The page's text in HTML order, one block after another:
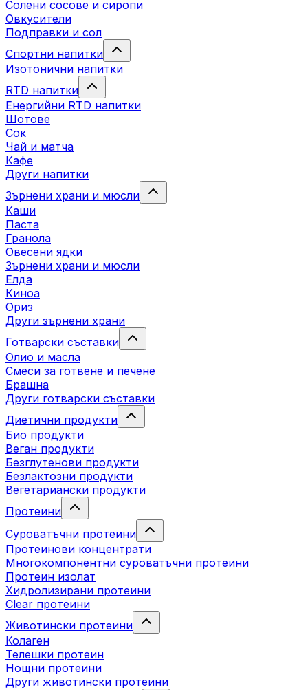
Солени сосове и сиропи
Овкусители
Подправки и сол
Спортни напитки
Изотонични напитки
RTD напитки
Енергийни RTD напитки
Шотове
Сок
Чай и матча
Кафе
Други напитки
Зърнени храни и мюсли
Каши
Паста
Гранола
Овесени ядки
Зърнени храни и мюсли
Елда
Киноа
Ориз
Други зърнени храни
Готварски съставки
Олио и масла
Смеси за готвене и печене
Брашна
Други готварски съставки
Диетични продукти
Био продукти
Веган продукти
Безглутенови продукти
Безлактозни продукти
Вегетариански продукти
Протеини
Суроватъчни протеини
Протеинови концентрати
Многокомпонентни суроватъчни протеини
Протеин изолат
Хидролизирани протеини
Clear протеини
Животински протеини
Колаген
Телешки протеин
Нощни протеини
Други животински протеини